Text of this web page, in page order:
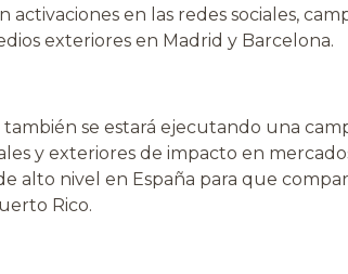
en las redes sociales,
exteriores en Madrid y Barcelona.
se estará ejecutando una
y exteriores de impacto en
alto nivel en España para que
Rico.